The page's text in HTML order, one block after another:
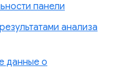
панели
анализа
данные о